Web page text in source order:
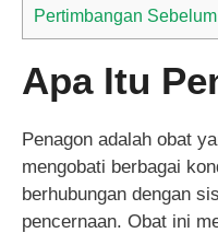
Pertimbangan
Apa Itu
Penagon adalah obat
mengobati berbagai
berhubungan dengan
pencernaan. Obat ini